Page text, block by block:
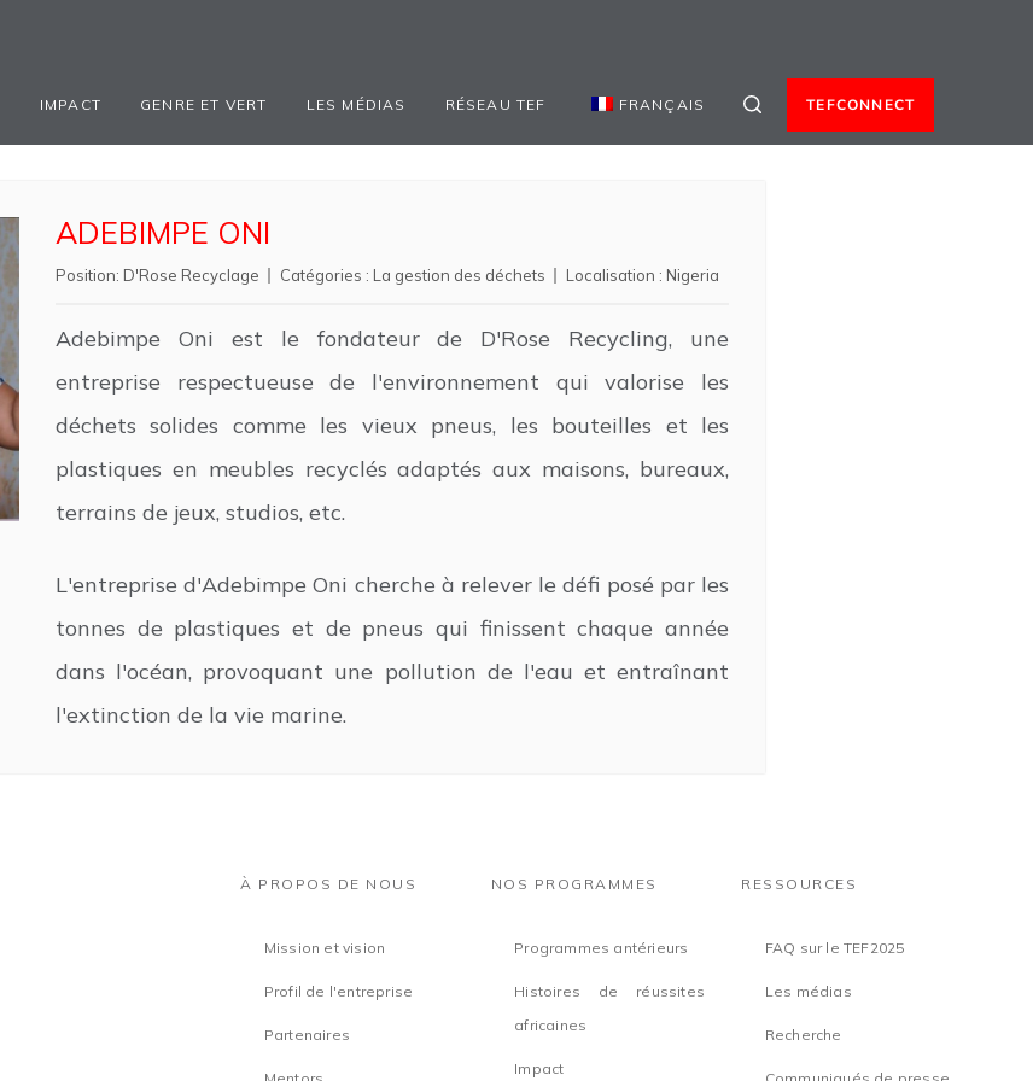
IMPACT GENRE ET VERT LES MÉDIAS RÉSEAU TEF FRANÇAIS TEFCONNECT
ADEBIMPE ONI
Position: D'Rose Recyclage Catégories : La gestion des déchets Localisation : Nigeria
Adebimpe Oni est le fondateur de D'Rose Recycling, une
entreprise respectueuse de l'environnement qui valorise les
déchets solides comme les vieux pneus, les bouteilles et les
plastiques en meubles recyclés adaptés aux maisons, bureaux,
terrains de jeux, studios, etc.
L'entreprise d'Adebimpe Oni cherche à relever le défi posé par les
tonnes de plastiques et de pneus qui finissent chaque année
dans l'océan, provoquant une pollution de l'eau et entraînant
l'extinction de la vie marine.
À PROPOS DE NOUS
Mission et vision
Profil de l'entreprise
Partenaires
NOS PROGRAMMES
Programmes antérieurs
Histoires de réussites
africaines
Impact
RESSOURCES
FAQ sur le TEF2025
Les médias
Recherche